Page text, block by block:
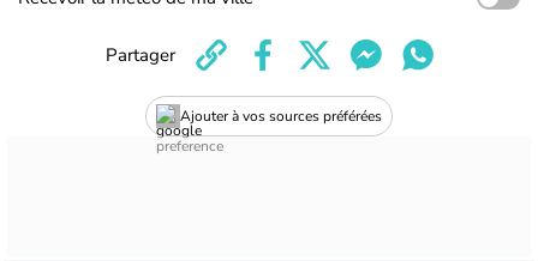
Ajouter à vos sources préférées
Partager